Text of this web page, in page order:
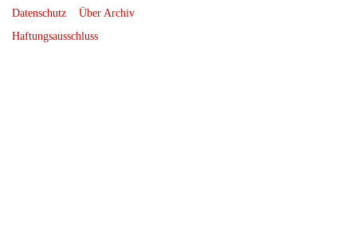
Datenschutz
Über Archiv
Haftungsausschluss